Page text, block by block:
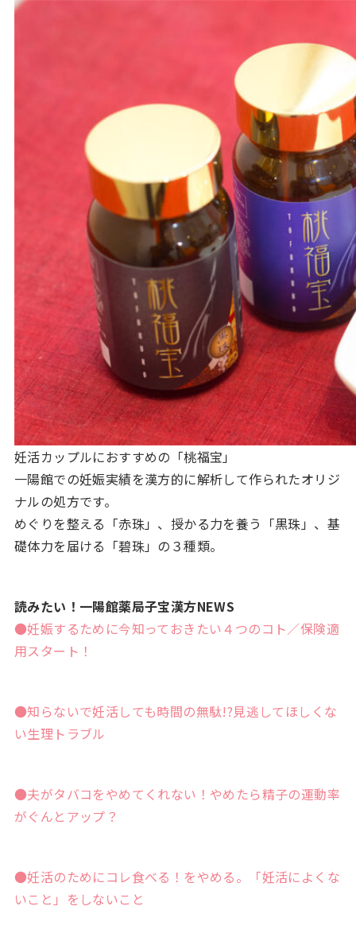
妊活カップルにおすすめの「桃福宝」
一陽館での妊娠実績を漢方的に解析して作られたオリジ
ナルの処方です。
めぐりを整える「赤珠」、授かる力を養う「黒珠」、基
礎体力を届ける「碧珠」の３種類。
読みたい！一陽館薬局子宝漢方NEWS
●妊娠するために今知っておきたい４つのコト／保険適
用スタート！
●知らないで妊活しても時間の無駄!?見逃してほしくな
い生理トラブル
●夫がタバコをやめてくれない！やめたら精子の運動率
がぐんとアップ？
●妊活のためにコレ食べる！をやめる。「妊活によくな
いこと」をしないこと